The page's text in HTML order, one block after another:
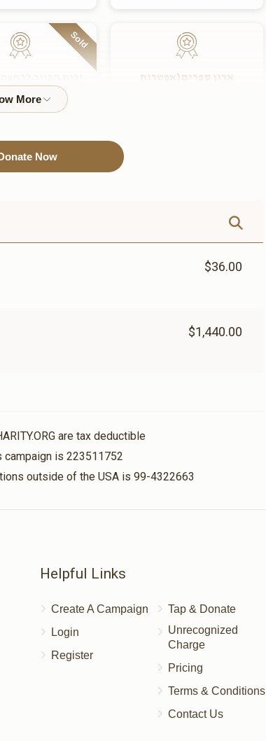
ארון ספרים(אפשרות
Sold
$3,600.00
system(אפשרות להקדשה)
$6,000.00
Sold
$6,000.00
שער עזרת נשים(אפשרות
להקדשה)
$25,000.00
Now
$36.00
$1,440.00
are tax deductible
campaign is 223511752
outside of the USA is 99-4322663
Helpful Links
Create A Campaign
Login
Register
Tap & Donate
Unrecognized
Charge
Pricing
Terms & Conditions
Contact Us